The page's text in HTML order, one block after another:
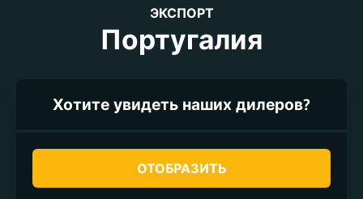
ЭКСПОРТ
Португалия
Хотите увидеть наших дилеров?
ОТОБРАЗИТЬ